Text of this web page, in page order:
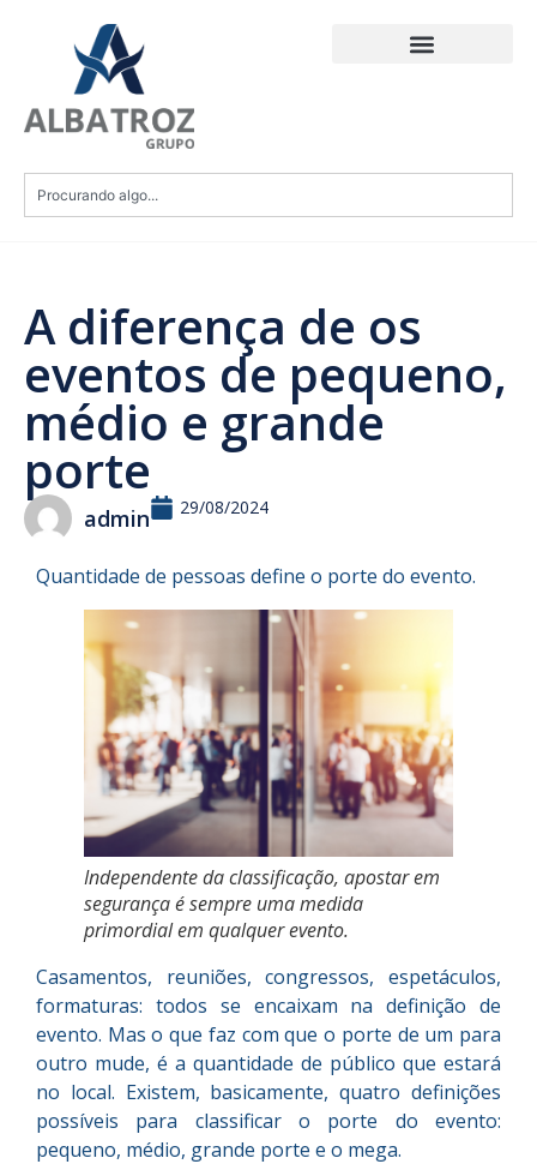
A diferença de os
eventos de pequeno,
médio e grande
porte
admin 29/08/2024
Quantidade de pessoas define o porte do evento.
Independente da classificação, apostar em
segurança é sempre uma medida
primordial em qualquer evento.
Casamentos, reuniões, congressos, espetáculos,
formaturas: todos se encaixam na definição de
evento. Mas o que faz com que o porte de um para
outro mude, é a quantidade de público que estará
no local. Existem, basicamente, quatro definições
possíveis para classificar o porte do evento:
pequeno, médio, grande porte e o mega.